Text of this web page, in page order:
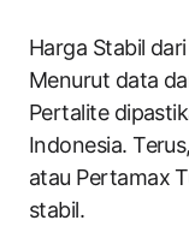
Harga Stabil
Menurut data
Pertalite
Indonesia.
atau Pertamax
stabil.